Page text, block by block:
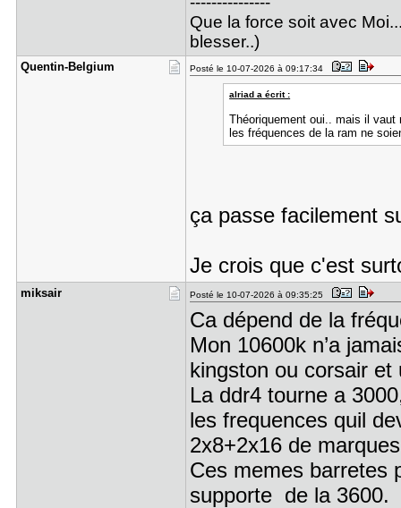
Que la force soit avec
blesser..)
Quentin-Be​lgium Posté le 10-07-2026 à 09:17:34
alriad a écrit :
Théoriquement oui.. mais il
les fréquences de la ram ne
ça passe facilement
Je crois que c'est
miksair Posté le 10-07-2026 à 09:35:25
Ca dépend de la
Mon 10600k n’a
kingston ou corsair et
La ddr4 tourne a
les frequences quil
2x8+2x16 de
Ces memes barretes
supporte de la 3600.